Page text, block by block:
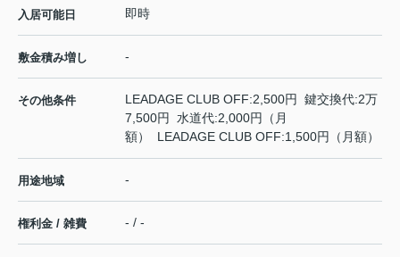
入居可能日 即時
敷金積み増し -
その他条件
LEADAGE CLUB OFF:2,500円 鍵交換代:2万
7,500円 水道代:2,000円（月
額） LEADAGE CLUB OFF:1,500円（月額）
用途地域 -
権利金 / 雑費 - / -